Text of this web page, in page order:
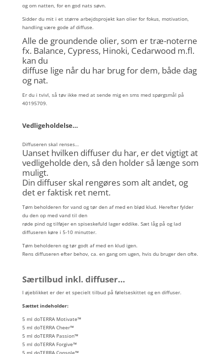
og om natten, for en god nats søvn.
Sidder du mit i et større arbejdsprojekt kan olier for fokus, motivation,
handling være gode af diffuse.
Alle de groundende olier, som er træ-noterne
fx. Balance, Cypress, Hinoki, Cedarwood m.fl.
kan du
diffuse lige når du har brug for dem, både dag
og nat.
Er du i tvivl, så tøv ikke med at sende mig en sms med spørgsmål på
40195709.
Vedligeholdelse…
Diffuseren skal renses…
Uanset hvilken diffuser du har, er det vigtigt at
vedligeholde den, så den holder så længe som
muligt.
Din diffuser skal rengøres som alt andet, og
det er faktisk ret nemt.
Tøm beholderen for vand og tør den af med en blød klud. Herefter fylder
du den op med vand til den
røde pind og tilføjer en spiseskefuld lager eddike. Sæt låg på og lad
diffuseren køre i 5-10 minutter.
Tøm beholderen og tør godt af med en klud igen.
Rens diffuseren efter behov, ca. en gang om ugen, hvis du bruger den ofte.
Særtilbud inkl. diffuser…
I øjeblikket er der et specielt tilbud på følelseskittet og en diffuser.
Sættet indeholder:
5 ml doTERRA Motivate™
5 ml doTERRA Cheer™
5 ml doTERRA Passion™
5 ml doTERRA Forgive™
5 ml doTERRA Console™